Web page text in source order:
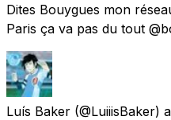
Dites Bouygues mon
Paris ça va pas du tout
Luís Baker (@LuiiisBaker)